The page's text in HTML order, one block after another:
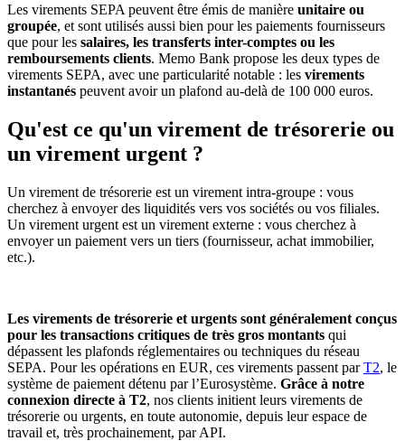
Les virements SEPA peuvent être émis de manière unitaire ou
groupée, et sont utilisés aussi bien pour les paiements fournisseurs
que pour les salaires, les transferts inter-comptes ou les
remboursements clients. Memo Bank propose les deux types de
virements SEPA, avec une particularité notable : les virements
instantanés peuvent avoir un plafond au-delà de 100 000 euros.
Qu'est ce qu'un virement de trésorerie ou
un virement urgent ?
Un virement de trésorerie est un virement intra-groupe : vous
cherchez à envoyer des liquidités vers vos sociétés ou vos filiales.
Un virement urgent est un virement externe : vous cherchez à
envoyer un paiement vers un tiers (fournisseur, achat immobilier,
etc.).
Les virements de trésorerie et urgents sont généralement conçus
pour les transactions critiques de très gros montants qui
dépassent les plafonds réglementaires ou techniques du réseau
SEPA. Pour les opérations en EUR, ces virements passent parT2, le
système de paiement détenu par l’Eurosystème. Grâce à notre
connexion directe à T2, nos clients initient leurs virements de
trésorerie ou urgents, en toute autonomie, depuis leur espace de
travail et, très prochainement, par API.